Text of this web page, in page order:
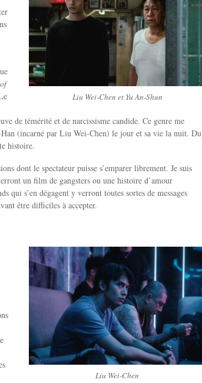
Liu Wei-Chen et Yu An-Shun
de témérité et de narcissisme candide. Ce genre me
Han (incarné par Liu Wei-Chen) le jour et sa vie la nuit. Du
histoire.
dont le spectateur puisse s’emparer librement. Je suis
un film de gangsters ou une histoire d’amour
s’en dégagent y verront toutes sortes de messages
être difficiles à accepter.
Liu Wei-Chen